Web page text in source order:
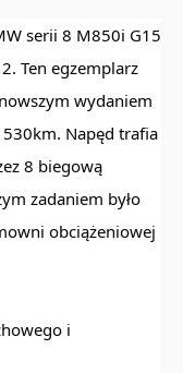
serii 8 M850i G15
Ten egzemplarz
wydaniem
Napęd trafia
8 biegową
zadaniem było
obciążeniowej
i